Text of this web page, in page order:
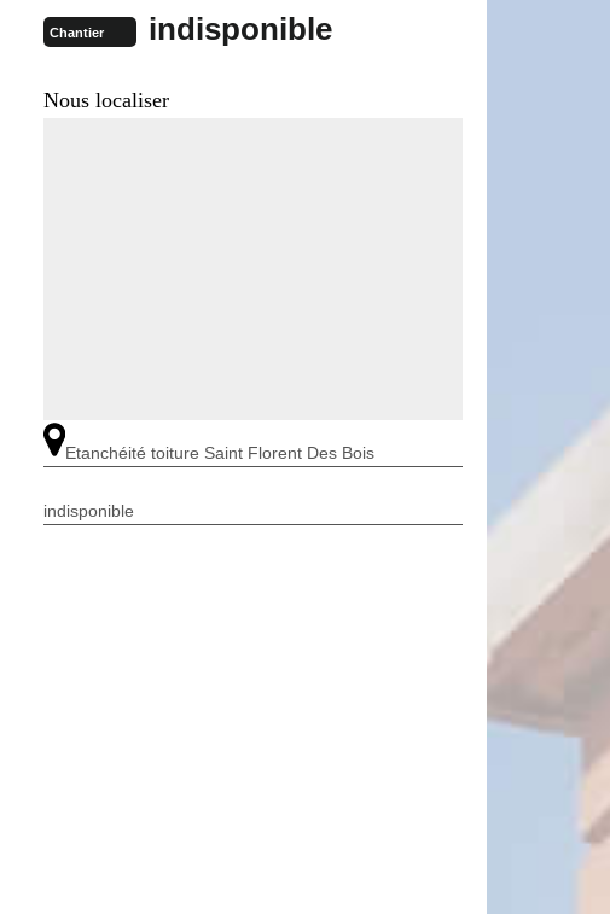
Chantier indisponible
Nous localiser
Etanchéité toiture Saint Florent Des Bois
indisponible